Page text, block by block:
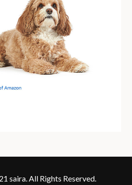
saira. All Rights Reserved.